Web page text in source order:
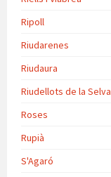
Ripoll
Riudarenes
Riudaura
Riudellots de la Selva
Roses
Rupià
S'Agaró